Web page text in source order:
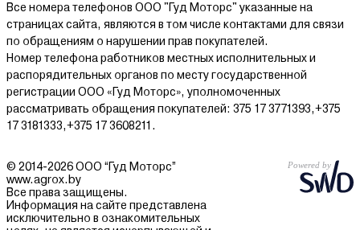
Все номера телефонов ООО "Гуд Моторс" указанные на
страницах сайта, являются в том числе контактами для связи
по обращениям о нарушении прав покупателей.
Номер телефона работников местных исполнительных и
распорядительных органов по месту государственной
регистрации ООО «Гуд Моторс», уполномоченных
рассматривать обращения покупателей: 375 17 3771393,+375
17 3181333,+375 17 3608211.
© 2014-2026 ООО “Гуд Моторс”
www.agrox.by
Все права защищены.
Информация на сайте представлена
исключительно в ознакомительных